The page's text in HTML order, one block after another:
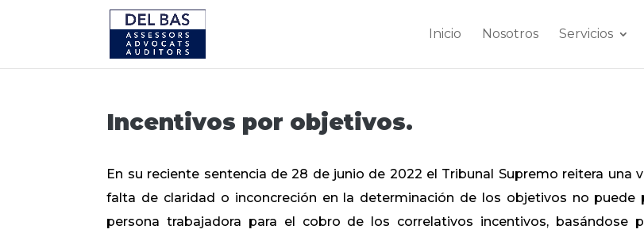
Inicio Nosotros Servicios
Incentivos por objetivos.
En su reciente sentencia de 28 de junio de 2022 el Tribunal Supremo reitera una
falta de claridad o inconcreción en la determinación de los objetivos no puede
persona trabajadora para el cobro de los correlativos incentivos, basándose